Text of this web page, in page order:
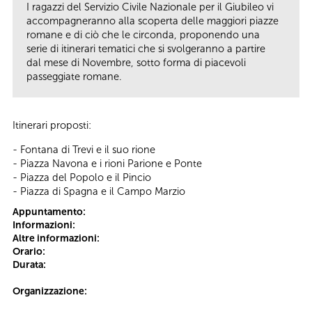
I ragazzi del Servizio Civile Nazionale per il Giubileo vi
accompagneranno alla scoperta delle maggiori piazze
romane e di ciò che le circonda, proponendo una
serie di itinerari tematici che si svolgeranno a partire
dal mese di Novembre, sotto forma di piacevoli
passeggiate romane.
Itinerari proposti:
- Fontana di Trevi e il suo rione
- Piazza Navona e i rioni Parione e Ponte
- Piazza del Popolo e il Pincio
- Piazza di Spagna e il Campo Marzio
Appuntamento:
Informazioni:
Altre informazioni:
Orario:
Durata:
Organizzazione: